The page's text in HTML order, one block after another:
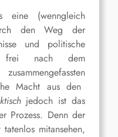
eine (wenngleich
den Wegder
und politische
frei nach dem
zusammengefassten
Macht aus den
jedoch ist das
Prozess. Denn der
mitansehen,